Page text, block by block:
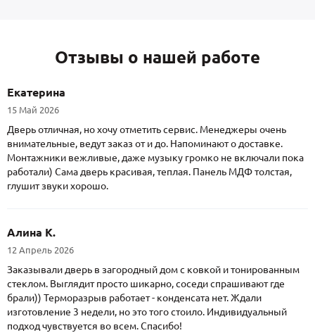
Отзывы о нашей работе
Екатерина
15 Май 2026
Дверь отличная, но хочу отметить сервис. Менеджеры очень
внимательные, ведут заказ от и до. Напоминают о доставке.
Монтажники вежливые, даже музыку громко не включали пока
работали) Сама дверь красивая, теплая. Панель МДФ толстая,
глушит звуки хорошо.
Алина К.
12 Апрель 2026
Заказывали дверь в загородный дом с ковкой и тонированным
стеклом. Выглядит просто шикарно, соседи спрашивают где
брали)) Терморазрыв работает - конденсата нет. Ждали
изготовление 3 недели, но это того стоило. Индивидуальный
подход чувствуется во всем. Спасибо!